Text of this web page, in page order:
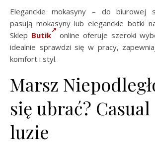
Eleganckie mokasyny – do biurowej
pasują mokasyny lub eleganckie botki
Sklep Butik
online oferuje szeroki
idealnie sprawdzi się w pracy,
komfort i styl.
Marsz
się ubrać?
luzie